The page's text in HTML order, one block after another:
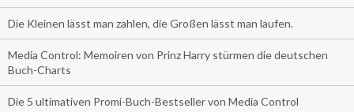
Die Kleinen lässt man zahlen, die Großen lässt man laufen.
Media Control: Memoiren von Prinz Harry stürmen die deutschen
Buch-Charts
Die 5 ultimativen Promi-Buch-Bestseller von Media Control